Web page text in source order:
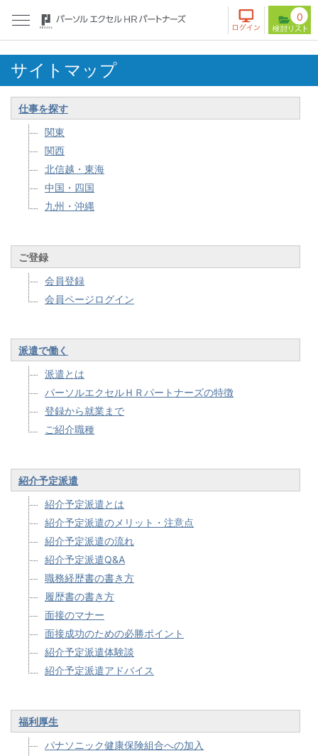
0
サイトマップ
仕事を探す
関東
関西
北信越・東海
中国・四国
九州・沖縄
ご登録
会員登録
会員ページログイン
派遣で働く
派遣とは
パーソルエクセルＨＲパートナーズの特徴
登録から就業まで
ご紹介職種
紹介予定派遣
紹介予定派遣とは
紹介予定派遣のメリット・注意点
紹介予定派遣の流れ
紹介予定派遣Q&A
職務経歴書の書き方
履歴書の書き方
面接のマナー
面接成功のための必勝ポイント
紹介予定派遣体験談
紹介予定派遣アドバイス
福利厚生
パナソニック健康保険組合への加入